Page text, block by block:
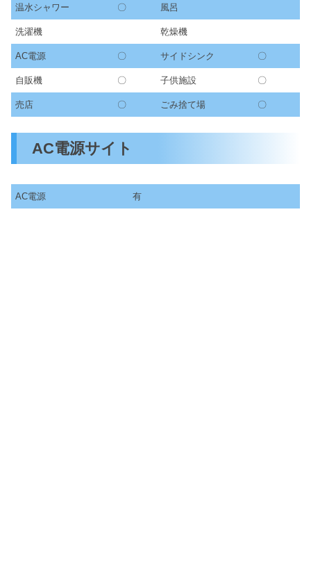
温水シャワー 〇 風呂
洗濯機 乾燥機
AC電源 〇 サイドシンク 〇
自販機 〇 子供施設 〇
売店 〇 ごみ捨て場 〇
AC電源サイト
AC電源 有